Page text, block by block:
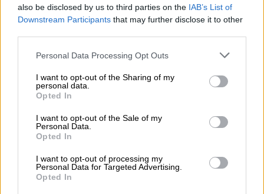
also be disclosed by us to third parties on the IAB’s List of
Downstream Participants that may further disclose it to other
Please note that this website/app uses one or more Google
not limited to your visit or usage behaviour. You may click to
grant or deny consent to Google and its third-party tags to
use your data for below specified purposes in below Google
consent section.
Personal Data Processing Opt Outs
I want to opt-out of the Sharing of my
personal data.
Opted In
I want to opt-out of the Sale of my
Personal Data.
Opted In
I want to opt-out of processing my
Personal Data for Targeted Advertising.
Opted In